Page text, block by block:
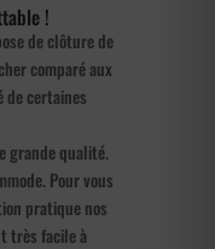
!
de clôture de
comparé aux
certaines
grande qualité.
Pour vous
pratique nos
très facile à